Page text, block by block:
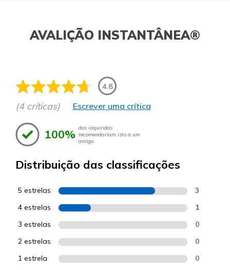
AVALIÇÃO INSTANTÂNEA®
4.8
(4 críticas) Escrever uma crítica
100% dos inquiridos
recomendariam isto a um
amigo.
Distribuição das classificações
5 estrelas 3
4 estrelas 1
3 estrelas 0
2 estrelas 0
1 estrela 0